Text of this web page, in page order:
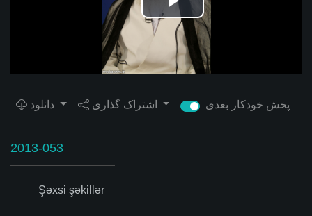
Play
Video
پخش خودکار بعدی
2013-053
Şəxsi şəkillər